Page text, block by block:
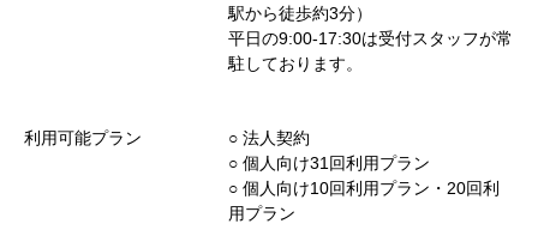
駅から徒歩約3分）
平日の9:00-17:30は受付スタッフが常
駐しております。
利用可能プラン
○︎ 法人契約
○︎ 個人向け31回利用プラン
○︎ 個人向け10回利用プラン・20回利
用プラン